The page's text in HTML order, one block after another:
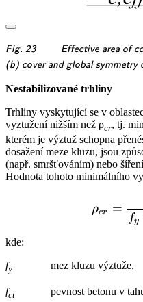
23\qquad Effective
cracking: (a) maximum
area that can be
Fig. 23 Effective area of
condition; (c) resultant
area.}}}
(b) cover and global
Nestabilizované trhliny
Trhliny vyskytující se v
vyztužení nižším než ρcr, tj.
kterém je výztuž schopna
dosažení meze kluzu, jsou
(např. smršťováním) nebo
Hodnota tohoto minimálního
ρcr =
fy
kde:
fy mez kluzu výztuže,
fct pevnost betonu v